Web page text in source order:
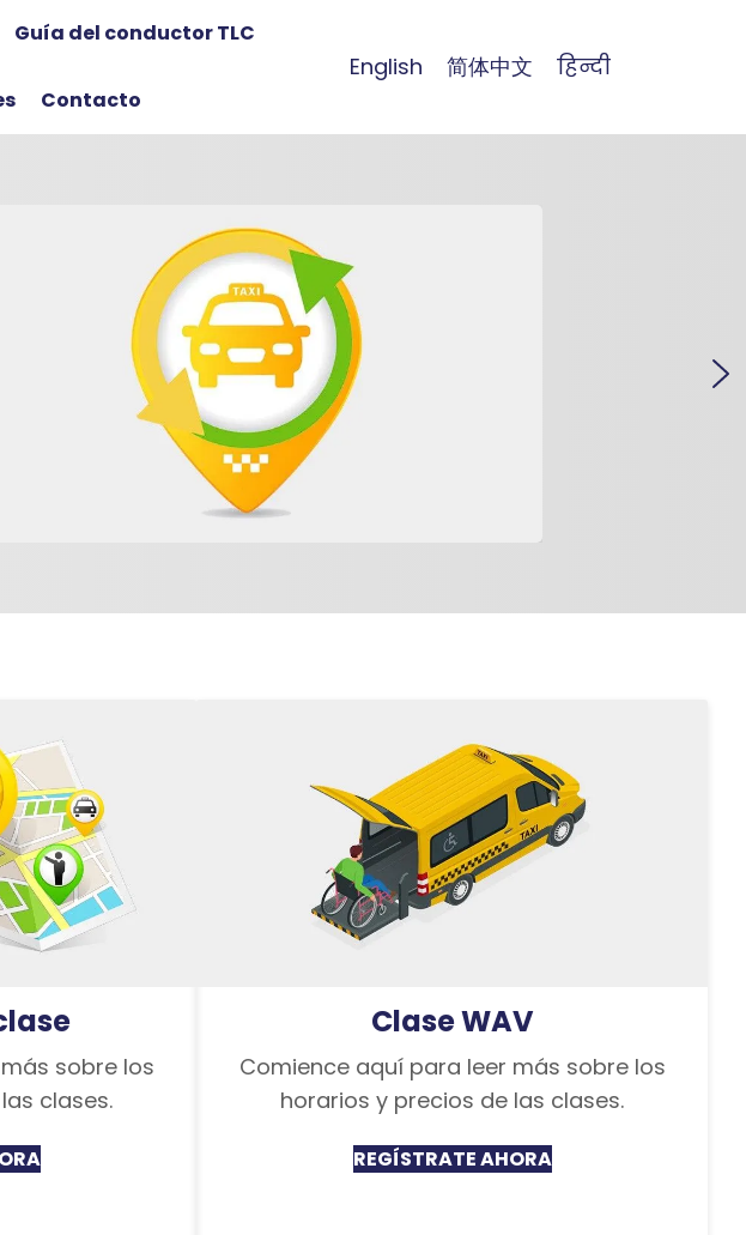
Guía del conductor TLC
Contacto
English 简体中文 हिन्दी
sobre los
clases.
Clase WAV
Comience aquí para leer más sobre los
horarios y precios de las clases.
REGÍSTRATE AHORA